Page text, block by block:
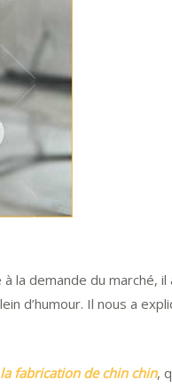
la demande du marché, il
d’humour. Il nous a
fabrication de chin chin,